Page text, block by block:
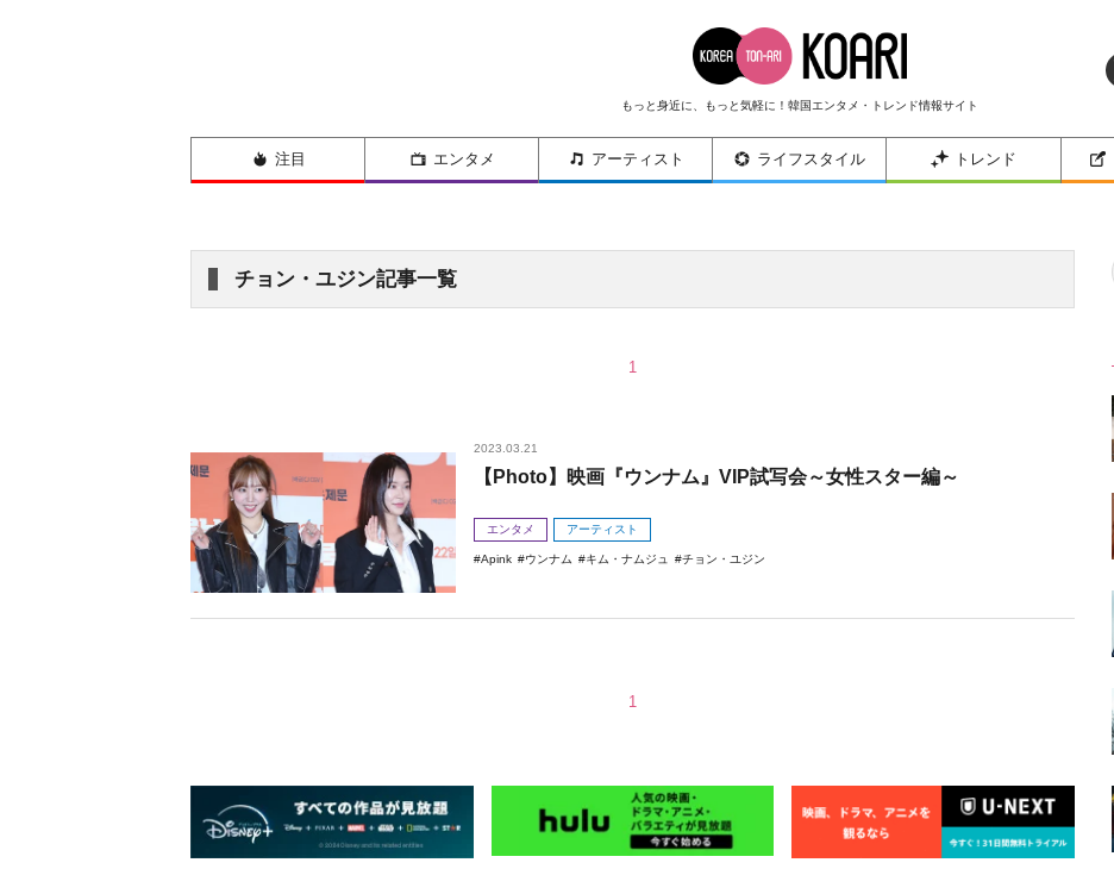
もっと身近に、もっと気軽に！韓国エンタメ・トレンド情報サイト
注目 エンタメ アーティスト ライフスタイル トレンド
チョン・ユジン記事一覧
1
2023.03.21
【Photo】映画『ウンナム』VIP試写会～女性スター編～
エンタメ アーティスト
Apink ウンナム キム・ナムジュ チョン・ユジン
1